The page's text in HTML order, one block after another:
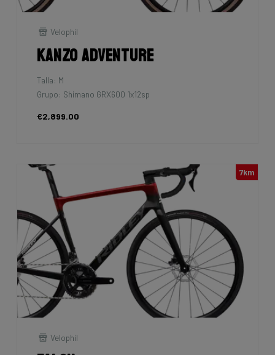
Velophil
Kanzo Adventure
Talla: M
Grupo: Shimano GRX600 1x12sp
€2,899.00
7km
Velophil